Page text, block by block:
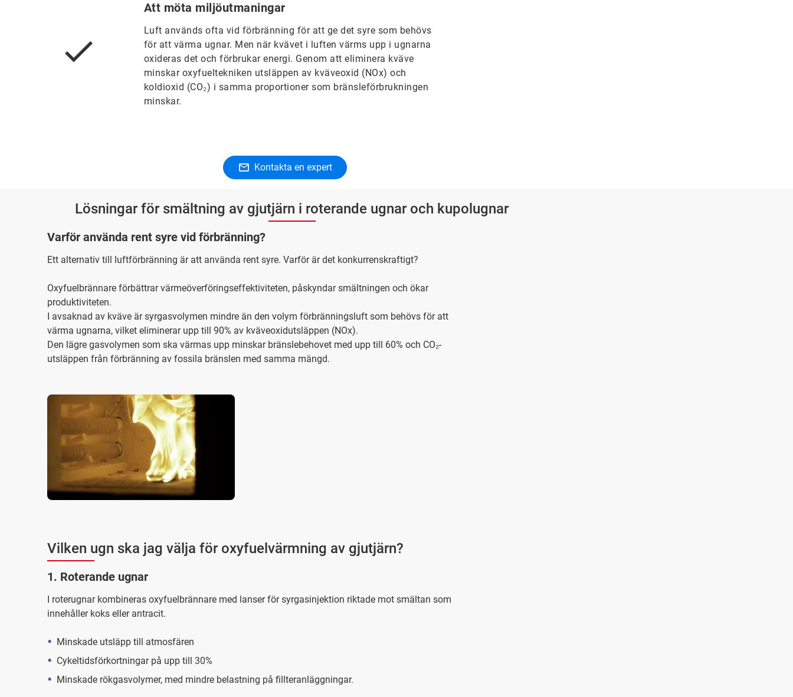
Att möta miljöutmaningar
Luft används ofta vid förbränning för att ge det syre som behövs
för att värma ugnar. Men när kvävet i luften värms upp i ugnarna
oxideras det och förbrukar energi. Genom att eliminera kväve
minskar oxyfueltekniken utsläppen av kväveoxid (NOx) och
koldioxid (CO₂) i samma proportioner som bränsleförbrukningen
minskar.
Kontakta en expert
Lösningar för smältning av gjutjärn i roterande ugnar och kupolugnar
Varför använda rent syre vid förbränning?
Ett alternativ till luftförbränning är att använda rent syre. Varför är det konkurrenskraftigt?
Oxyfuelbrännare förbättrar värmeöverföringseffektiviteten, påskyndar smältningen och ökar
produktiviteten.
I avsaknad av kväve är syrgasvolymen mindre än den volym förbränningsluft som behövs för att
värma ugnarna, vilket eliminerar upp till 90% av kväveoxidutsläppen (NOx).
Den lägre gasvolymen som ska värmas upp minskar bränslebehovet med upp till 60% och CO₂-
utsläppen från förbränning av fossila bränslen med samma mängd.
Vilken ugn ska jag välja för oxyfuelvärmning av gjutjärn?
1. Roterande ugnar
I roterugnar kombineras oxyfuelbrännare med lanser för syrgasinjektion riktade mot smältan som
innehåller koks eller antracit.
Minskade utsläpp till atmosfären
Cykeltidsförkortningar på upp till 30%
Minskade rökgasvolymer, med mindre belastning på fillteranläggningar.